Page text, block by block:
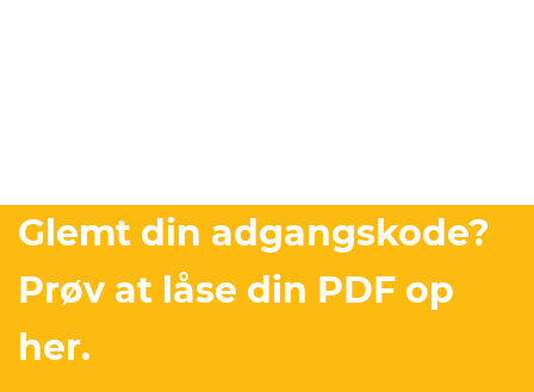
Glemt din adgangskode?
Prøv at låse din PDF op
her.